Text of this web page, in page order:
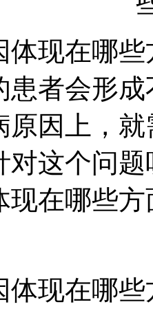
体现在哪
患者会形
原因上，
对这个问
现在哪些
体现在哪